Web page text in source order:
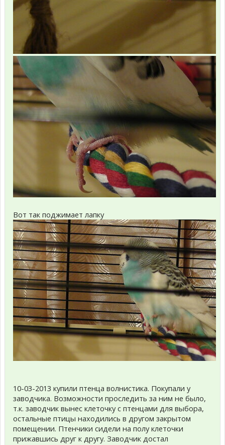
Вот так поджимает лапку
10-03-2013 купили птенца волнистика. Покупали у
заводчика. Возможности проследить за ним не было,
т.к. заводчик вынес клеточку с птенцами для выбора,
остальные птицы находились в другом закрытом
помещении. Птенчики сидели на полу клеточки
прижавшись друг к другу. Заводчик достал